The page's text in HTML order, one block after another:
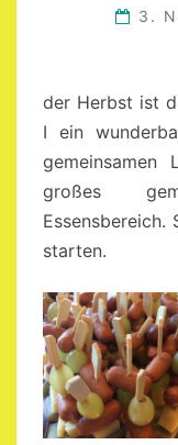
3.
der Herbst ist
I ein
großes
starten.